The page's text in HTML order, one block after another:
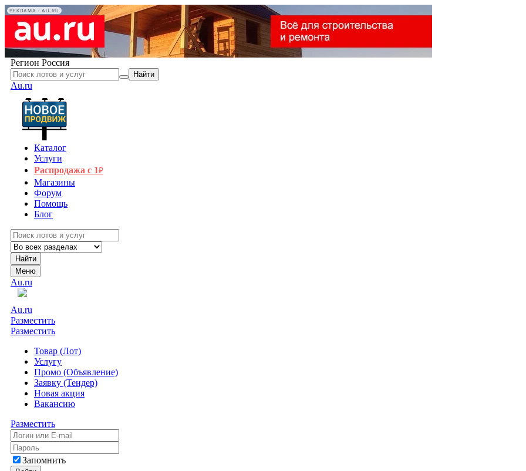
РЕКЛАМА • AU.RU
Регион Россия
Найти
Au.ru
Каталог
Услуги
Распродажа с 1₽
Магазины
Форум
Помощь
Блог
Найти
Меню
Au.ru
Au.ru
Разместить
Разместить
Товар (Лот)
Услугу
Промо (Объявление)
Заявку (Тендер)
Новая акция
Вакансию
Разместить
Запомнить